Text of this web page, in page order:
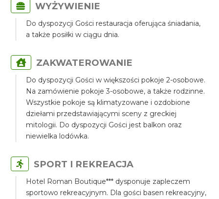
WYŻYWIENIE
Do dyspozycji Gości restauracja oferująca śniadania,
a także posiłki w ciągu dnia.
ZAKWATEROWANIE
Do dyspozycji Gości w większości pokoje 2-osobowe.
Na zamówienie pokoje 3-osobowe, a także rodzinne.
Wszystkie pokoje są klimatyzowane i ozdobione
dziełami przedstawiającymi sceny z greckiej
mitologii. Do dyspozycji Gości jest balkon oraz
niewielka lodówka.
SPORT I REKREACJA
Hotel Roman Boutique*** dysponuje zapleczem
sportowo rekreacyjnym. Dla gości basen rekreacyjny,